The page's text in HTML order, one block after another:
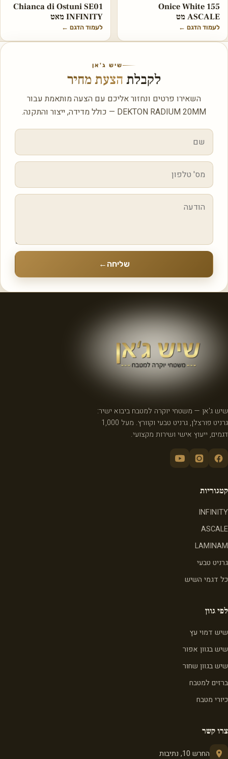
Onice White 155
ASCALE מט
לעמוד הדגם ←
Chianca di Ostuni SE01
INFINITY מאט
לעמוד הדגם ←
שיש ג'אן
לקבלת הצעת מחיר
השאירו פרטים ונחזור אליכם עם הצעה מותאמת עבור
DEKTON RADIUM 20MM — כולל מדידה, ייצור והתקנה.
שליחה ←
שיש ג'אן — משטחי יוקרה למטבח ביבוא ישיר:
גרניט פורצלן, גרניט טבעי וקוורץ. מעל 1,000
דגמים, ייעוץ אישי ושירות מקצועי.
קטגוריות
INFINITY
ASCALE
LAMINAM
גרניט טבעי
כל דגמי השיש
לפי גוון
שיש דמוי עץ
שיש בגוון אפור
שיש בגוון שחור
ברזים למטבח
כיורי מטבח
צרו קשר
החרש 10, נתיבות